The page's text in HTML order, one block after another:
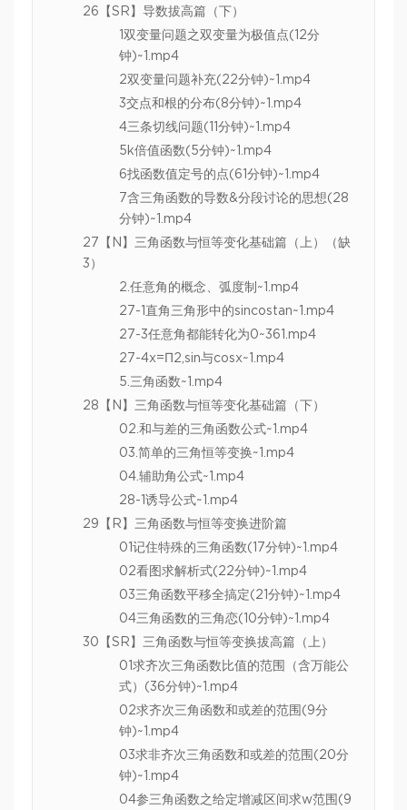
26【SR】导数拔高篇（下）
1双变量问题之双变量为极值点(12分
钟)~1.mp4
2双变量问题补充(22分钟)~1.mp4
3交点和根的分布(8分钟)~1.mp4
4三条切线问题(11分钟)~1.mp4
5k倍值函数(5分钟)~1.mp4
6找函数值定号的点(61分钟)~1.mp4
7含三角函数的导数&分段讨论的思想(28
分钟)~1.mp4
27【N】三角函数与恒等变化基础篇（上）（缺
3）
2.任意角的概念、弧度制~1.mp4
27-1直角三角形中的sincostan~1.mp4
27-3任意角都能转化为0~361.mp4
27-4x=Π2,sin与cosx~1.mp4
5.三角函数~1.mp4
28【N】三角函数与恒等变化基础篇（下）
02.和与差的三角函数公式~1.mp4
03.简单的三角恒等变换~1.mp4
04.辅助角公式~1.mp4
28-1诱导公式~1.mp4
29【R】三角函数与恒等变换进阶篇
01记住特殊的三角函数(17分钟)~1.mp4
02看图求解析式(22分钟)~1.mp4
03三角函数平移全搞定(21分钟)~1.mp4
04三角函数的三角恋(10分钟)~1.mp4
30【SR】三角函数与恒等变换拔高篇（上）
01求齐次三角函数比值的范围（含万能公
式）(36分钟)~1.mp4
02求齐次三角函数和或差的范围(9分
钟)~1.mp4
03求非齐次三角函数和或差的范围(20分
钟)~1.mp4
04参三角函数之给定增减区间求w范围(9